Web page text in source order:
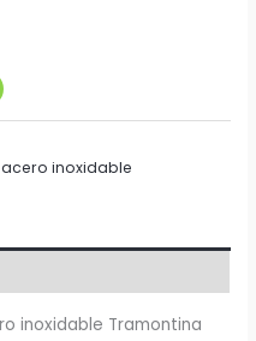
inoxidable
inoxidable Tramontina